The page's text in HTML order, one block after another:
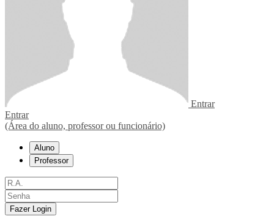
Entrar
Entrar
(Área do aluno, professor ou funcionário)
Aluno
Professor
Fazer Login